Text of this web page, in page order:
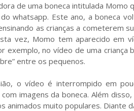
de uma boneca intitulada Momo
whatsapp. Este ano, a boneca
as crianças a cometerem
vez, Momo tem aparecido em
exemplo, no vídeo de uma criança
entre os pequenos.
o vídeo é interrompido em
com imagens da boneca. Além
animados muito populares. Diante